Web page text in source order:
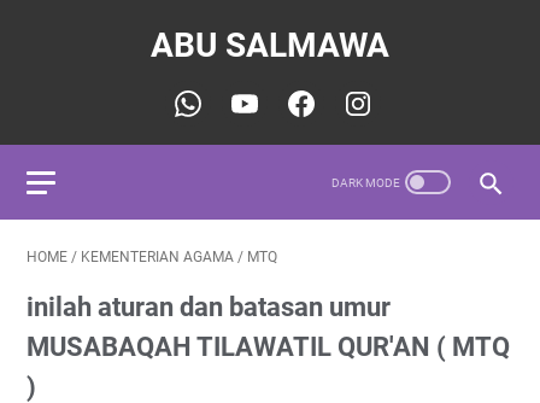
ABU SALMAWA
HOME / KEMENTERIAN AGAMA / MTQ
inilah aturan dan batasan umur
MUSABAQAH TILAWATIL QUR'AN ( MTQ
)